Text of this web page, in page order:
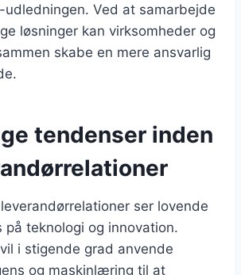
udledningen. Ved at samarbejde
løsninger kan virksomheder og
skabe en mere ansvarlig
tendenser inden
ser lovende
på teknologi og innovation.
i stigende grad anvende
og maskinlæring til at